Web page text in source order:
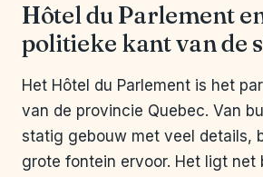
Hôtel du Parlement
politieke kant van de
Het Hôtel du Parlement is het
van de provincie Quebec. Van
statig gebouw met veel details,
grote fontein ervoor. Het ligt net